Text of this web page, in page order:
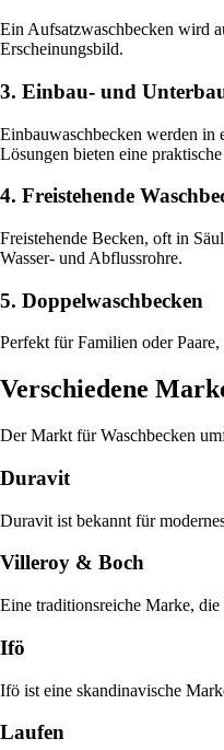
Ein Aufsatzwaschbecken wird
Erscheinungsbild.
3. Einbau- und
Einbauwaschbecken werden in
Lösungen bieten eine
4. Freistehende
Freistehende Becken, oft in
Wasser- und Abflussrohre.
5. Doppelwaschbecken
Perfekt für Familien oder
Verschiedene
Der Markt für Waschbecken
Duravit
Duravit ist bekannt für
Villeroy & Boch
Eine traditionsreiche Marke,
Ifö
Ifö ist eine skandinavische
Laufen